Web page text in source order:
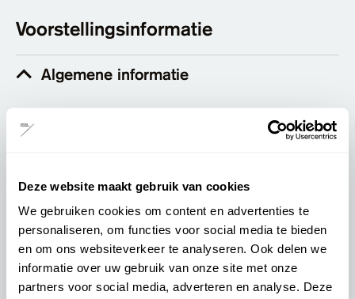
Deze website maakt gebruik van cookies
We gebruiken cookies om content en advertenties te
personaliseren, om functies voor social media te bieden
en om ons websiteverkeer te analyseren. Ook delen we
informatie over uw gebruik van onze site met onze
partners voor social media, adverteren en analyse. Deze
Voorstellingsinformatie
Algemene informatie
Nog niet bekend
Drankje inclusief:
Ja
Podiumpas geaccepteerd: